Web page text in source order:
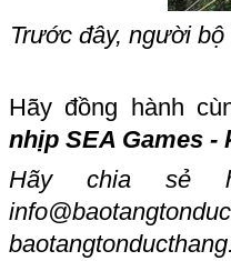
Trước đây, người
Hãy đồng hành
nhịp SEA Games -
Hãy chia sẻ